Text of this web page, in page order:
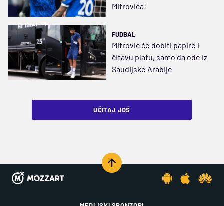
Mitrovića!
FUDBAL
Mitrović će dobiti papire i
čitavu platu, samo da ode iz
Saudijske Arabije
UČITAJ JOŠ